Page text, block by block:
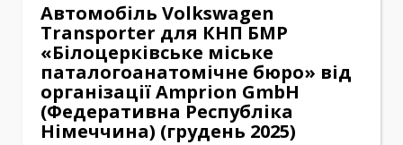
Автомобіль Volkswagen
Transporter для КНП БМР
«Білоцерківське міське
паталогоанатомічне бюро» від
організації Amprion GmbH
(Федеративна Республіка
Німеччина) (грудень 2025)